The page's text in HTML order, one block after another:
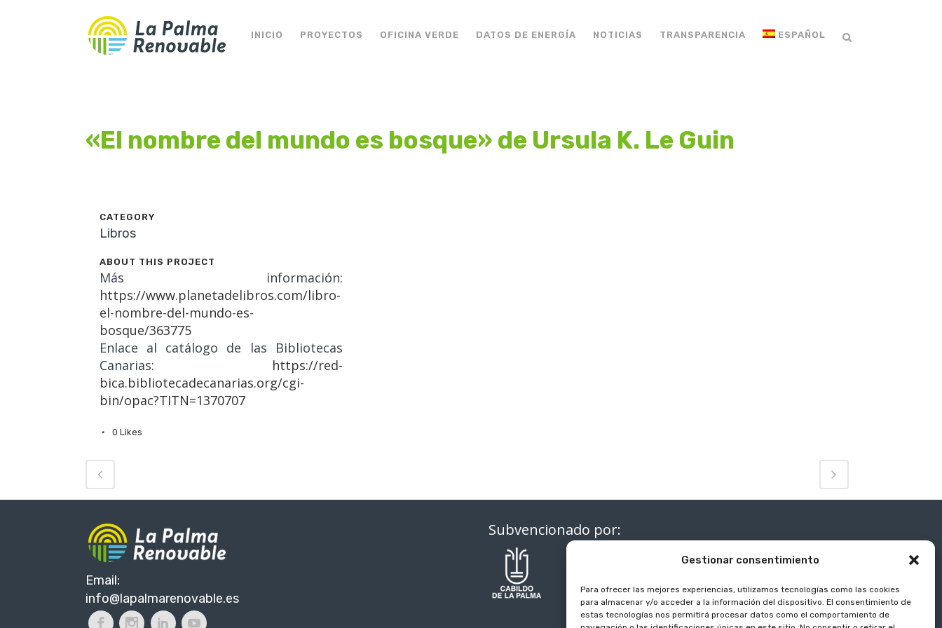
Gestionar consentimiento
Para ofrecer las mejores experiencias, utilizamos tecnologías como las cookies
para almacenar y/o acceder a la información del dispositivo. El consentimiento de
estas tecnologías nos permitirá procesar datos como el comportamiento de
INICIO PROYECTOS OFICINA VERDE DATOS DE ENERGÍA NOTICIAS TRANSPARENCIA ESPAÑOL
«El nombre del mundo es bosque» de Ursula K. Le Guin
CATEGORY
Libros
ABOUT THIS PROJECT
Más información:
https://www.planetadelibros.com/libro-
el-nombre-del-mundo-es-
bosque/363775
Enlace al catálogo de las Bibliotecas
Canarias: https://red-
bica.bibliotecadecanarias.org/cgi-
bin/opac?TITN=1370707
0 Likes
Email:
info@lapalmarenovable.es
Subvencionado por: